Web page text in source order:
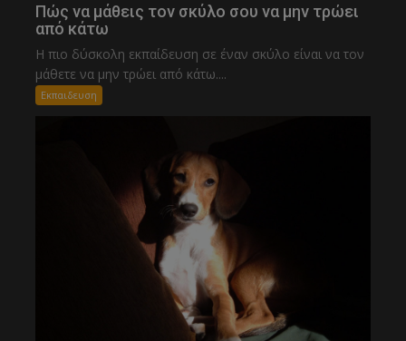
Πώς να μάθεις τον σκύλο σου να μην τρώει
από κάτω
Η πιο δύσκολη εκπαίδευση σε έναν σκύλο είναι να τον
μάθετε να μην τρώει από κάτω....
Εκπαιδευση